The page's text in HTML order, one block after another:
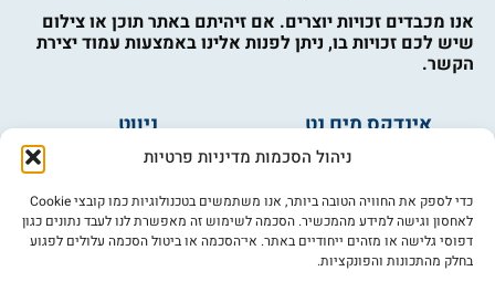
ניהול הסכמות מדיניות פרטיות
כדי לספק את החוויה הטובה ביותר, אנו משתמשים בטכנולוגיות כמו קובצי Cookie
לאחסון וגישה למידע מהמכשיר. הסכמה לשימוש זה מאפשרת לנו לעבד נתונים כגון
דפוסי גלישה או מזהים ייחודיים באתר. אי־הסכמה או ביטול הסכמה עלולים לפגוע
בחלק מהתכונות והפונקציות.
אנו מכבדים זכויות יוצרים. אם זיהיתם באתר תוכן או צילום
שיש לכם זכויות בו, ניתן לפנות אלינו באמצעות עמוד יצירת
הקשר.
אינדקס מים נט
מים ובריאות
פורום מים
ניווט
אינדקס עסקים
צרו קשר
מי אנחנו